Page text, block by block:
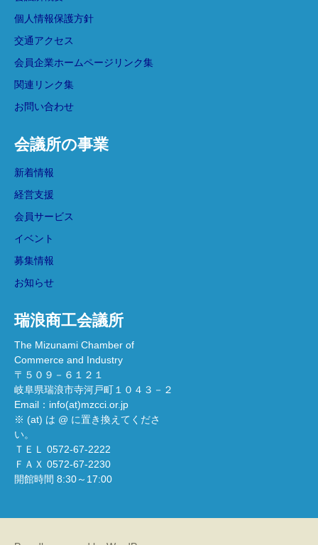
個人情報保護方針
交通アクセス
会員企業ホームページリンク集
関連リンク集
お問い合わせ
会議所の事業
新着情報
経営支援
会員サービス
イベント
募集情報
お知らせ
瑞浪商工会議所
The Mizunami Chamber of
Commerce and Industry
〒５０９－６１２１
岐阜県瑞浪市寺河戸町１０４３－２
Email：info(at)mzcci.or.jp
※ (at) は @ に置き換えてくださ
い。
ＴＥＬ 0572-67-2222
ＦＡＸ 0572-67-2230
開館時間 8:30～17:00